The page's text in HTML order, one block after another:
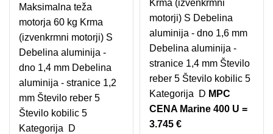
Maksimalna teža
motorja 60 kg Krma
(izvenkrmni motorji) S
Debelina aluminija -
dno 1,4 mm Debelina
aluminija - stranice 1,2
mm Število reber 5
Število kobilic 5
Kategorija D
Krma (izvenkrmni
motorji) S Debelina
aluminija - dno 1,6 mm
Debelina aluminija -
stranice 1,4 mm Število
reber 5 Število kobilic 5
Kategorija D MPC
CENA Marine 400 U =
3.745 €